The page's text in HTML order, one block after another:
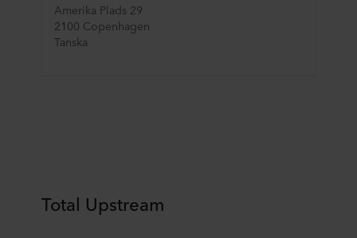
Amerika Plads 29
2100 Copenhagen
Tanska
Total Upstream